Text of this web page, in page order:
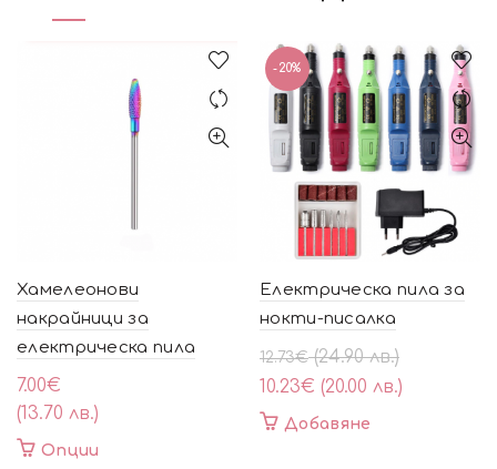
Хамелеонови
накрайници за
електрическа пила
7.00€
(13.70 лв.)
Опции
-20%
Eлектрическа пила за
нокти-писалка
12.73€ (24.90 лв.)
Original
price
was:
10.23€ (20.00 лв.)
Текущата
цена
е:
Добавяне